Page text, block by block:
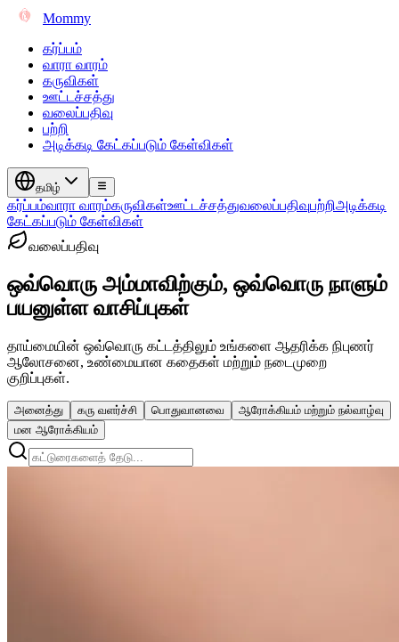
Mommy
கர்ப்பம்
வாரா வாரம்
கருவிகள்
ஊட்டச்சத்து
வலைப்பதிவு
பற்றி
அடிக்கடி கேட்கப்படும் கேள்விகள்
தமிழ்
கர்ப்பம்வாரா வாரம்கருவிகள்ஊட்டச்சத்துவலைப்பதிவுபற்றிஅடிக்கடி
கேட்கப்படும் கேள்விகள்
வலைப்பதிவு
ஒவ்வொரு அம்மாவிற்கும், ஒவ்வொரு நாளும்
பயனுள்ள வாசிப்புகள்
தாய்மையின் ஒவ்வொரு கட்டத்திலும் உங்களை ஆதரிக்க நிபுணர்
ஆலோசனை, உண்மையான கதைகள் மற்றும் நடைமுறை
குறிப்புகள்.
அனைத்து கரு வளர்ச்சி பொதுவானவை
ஆரோக்கியம் மற்றும் நல்வாழ்வு
மன ஆரோக்கியம்